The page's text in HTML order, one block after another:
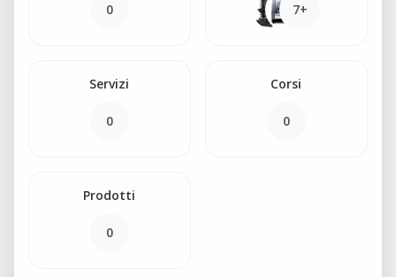
0 7+
Servizi
0
Corsi
0
Prodotti
0